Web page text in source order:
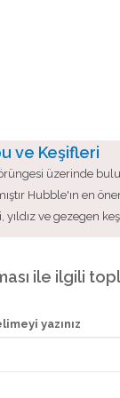
ve Keşifleri
üzerinde
Hubble'ın en
yıldız ve gezegen
ile ilgili
yazınız